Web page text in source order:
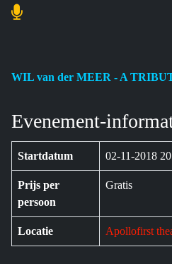
WIL van der MEER - A
Evenement-
Startdatum 02-11-2018
Prijs per
persoon
Gratis
Locatie Apollofirst